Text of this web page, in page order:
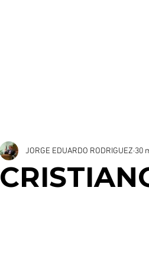
JORGE EDUARDO RODRIGUEZ 30